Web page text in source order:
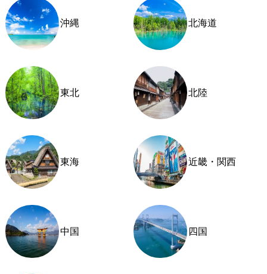
沖縄 北海道
東北 北陸
東海 近畿・関西
中国 四国